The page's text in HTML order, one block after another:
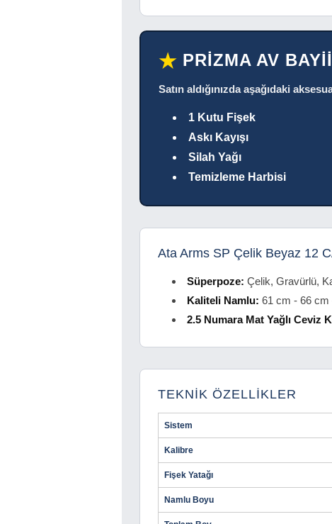
★ PRİZMA AV
Satın aldığınızda aşağıdaki
1 Kutu Fişek
Askı Kayışı
Silah Yağı
Temizleme Harbisi
Ata Arms SP Çelik Beyaz 12
Süperpoze: Çelik, Gravürlü,
Kaliteli Namlu: 61 cm - 66
2.5 Numara Mat Yağlı Ceviz
TEKNİK ÖZELLİKLER
Sistem
Kalibre
Fişek Yatağı
Namlu Boyu